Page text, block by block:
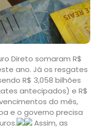
Direto somaram R$
ano. Já os resgates
R$ 3,058 bilhões
antecipados) e R$
do mês,
e o governo precisa
Assim, as